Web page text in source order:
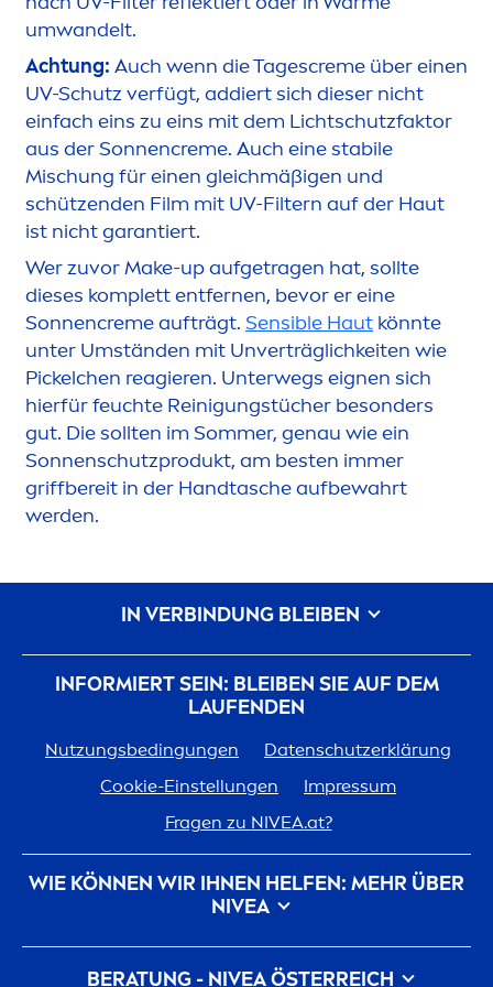
umwandelt.
Achtung: Auch wenn die Tagescreme über einen
UV-Schutz verfügt, addiert sich dieser nicht
einfach eins zu eins mit dem Lichtschutzfaktor
aus der Sonnencreme. Auch eine stabile
Mischung für einen gleichmäßigen und
schützenden Film mit UV-Filtern auf der Haut
ist nicht garantiert.
Wer zuvor Make-up aufgetragen hat, sollte
dieses komplett entfernen, bevor er eine
Sonnencremeaufträgt. Sensible Haut könnte
unter Umständen mit Unverträglichkeiten wie
Pickelchen reagieren. Unterwegs eignen sich
hierfür feuchte Reinigungstücher besonders
gut. Die sollten im Sommer, genau wie ein
Sonnenschutzprodukt, am besten immer
griffbereit in der Handtasche aufbewahrt
werden.
INFORMIERT SEIN: BLEIBEN SIE AUF DEM
LAUFENDEN
Nutzungsbedingungen
Datenschutzerklärung
Cookie-Einstellungen
Impressum
Fragen zu NIVEA.at?
WIE KÖNNEN WIR IHNEN HELFEN: MEHR ÜBER
NIVEA
Marken-Geschichte FürNIVEAarbeiten
BERATUNG - NIVEAÖSTERREICH
IN VERBINDUNG BLEIBEN